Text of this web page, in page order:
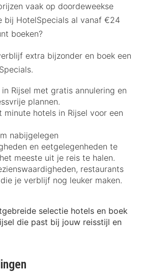
vaak op doordeweekse
bij HotelSpecials al vanaf €24
boeken?
extra bijzonder en boek een
in Rijsel met gratis annulering en
plannen.
minute hotels in Rijsel voor een
nabijgelegen
en eetgelegenheden te
meeste uit je reis te halen.
restaurants
je verblijf nog leuker maken.
selectie hotels en boek
die past bij jouw reisstijl en